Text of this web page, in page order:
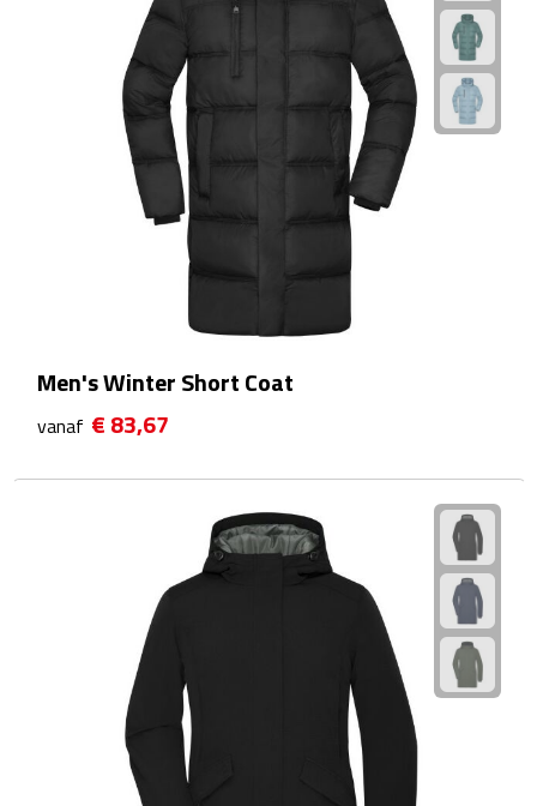
Opvouwbare drinkfles
Drinkflessen met karabijnhaak
Sportflessen
Thermosflessen
Drinkglazen
Glazen & karaffen
Dubbelwandige glazen
Champagneglazen
Cocktailglazen
Koffieglazen
Men's Winter Short Coat
vanaf € 83,67